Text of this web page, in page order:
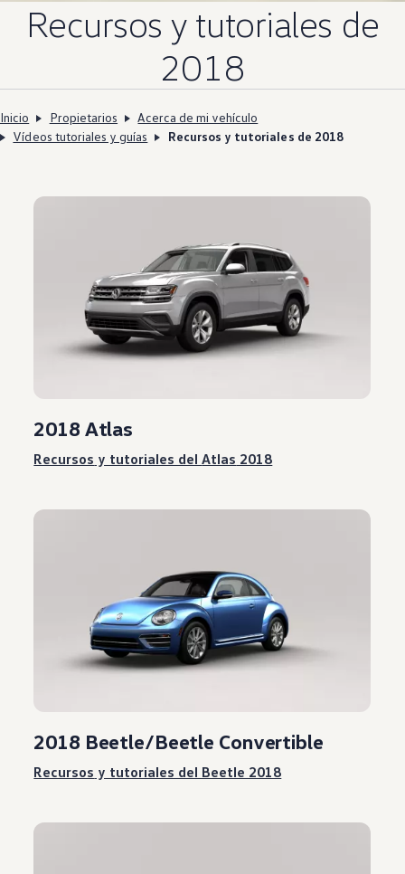
Recursos y tutoriales de
2018
Inicio Propietarios
Acerca de mi vehículo
Vídeos tutoriales y guías
Recursos y tutoriales de 2018
2018 Atlas
Recursos y tutoriales delAtlas 2018
2018 Beetle/Beetle Convertible
Recursos y tutoriales del Beetle 2018